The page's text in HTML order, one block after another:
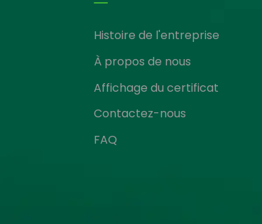
Histoire de l'entreprise
À propos de nous
Affichage du certificat
Contactez-nous
FAQ